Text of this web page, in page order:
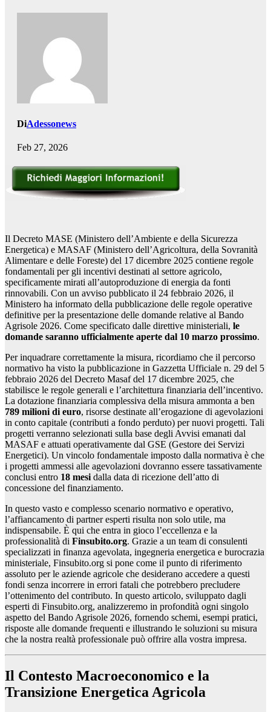
DiAdessonews
Feb 27, 2026
Il Decreto MASE (Ministero dell’Ambiente e della Sicurezza
Energetica) e MASAF (Ministero dell’Agricoltura, della Sovranità
Alimentare e delle Foreste) del 17 dicembre 2025 contiene regole
fondamentali per gli incentivi destinati al settore agricolo,
specificamente mirati all’autoproduzione di energia da fonti
rinnovabili. Con un avviso pubblicato il 24 febbraio 2026, il
Ministero ha informato della pubblicazione delle regole operative
definitive per la presentazione delle domande relative al Bando
Agrisole 2026. Come specificato dalle direttive ministeriali, le
domande saranno ufficialmente aperte dal 10 marzo prossimo.
Per inquadrare correttamente la misura, ricordiamo che il percorso
normativo ha visto la pubblicazione in Gazzetta Ufficiale n. 29 del 5
febbraio 2026 del Decreto Masaf del 17 dicembre 2025, che
stabilisce le regole generali e l’architettura finanziaria dell’incentivo.
La dotazione finanziaria complessiva della misura ammonta a ben
789 milioni di euro, risorse destinate all’erogazione di agevolazioni
in conto capitale (contributi a fondo perduto) per nuovi progetti. Tali
progetti verranno selezionati sulla base degli Avvisi emanati dal
MASAF e attuati operativamente dal GSE (Gestore dei Servizi
Energetici). Un vincolo fondamentale imposto dalla normativa è che
i progetti ammessi alle agevolazioni dovranno essere tassativamente
conclusi entro 18 mesidalla data di ricezione dell’atto di
concessione del finanziamento.
In questo vasto e complesso scenario normativo e operativo,
l’affiancamento di partner esperti risulta non solo utile, ma
indispensabile. È qui che entra in gioco l’eccellenza e la
professionalità di Finsubito.org. Grazie a un team di consulenti
specializzati in finanza agevolata, ingegneria energetica e burocrazia
ministeriale, Finsubito.org si pone come il punto di riferimento
assoluto per le aziende agricole che desiderano accedere a questi
fondi senza incorrere in errori fatali che potrebbero precludere
l’ottenimento del contributo. In questo articolo, sviluppato dagli
esperti di Finsubito.org, analizzeremo in profondità ogni singolo
aspetto del Bando Agrisole 2026, fornendo schemi, esempi pratici,
risposte alle domande frequenti e illustrando le soluzioni su misura
che la nostra realtà professionale può offrire alla vostra impresa.
Il Contesto Macroeconomico e la
Transizione Energetica Agricola